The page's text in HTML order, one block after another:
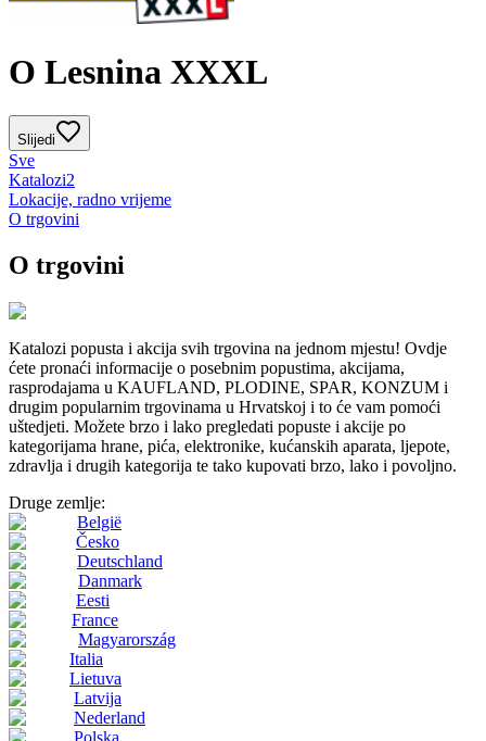
O Lesnina XXXL
Slijedi
Sve
Katalozi2
Lokacije, radno vrijeme
O trgovini
O trgovini
Katalozi popusta i akcija svih trgovina na jednom mjestu! Ovdje
ćete pronaći informacije o posebnim popustima, akcijama,
rasprodajama u KAUFLAND, PLODINE, SPAR, KONZUM i
drugim popularnim trgovinama u Hrvatskoj i to će vam pomoći
uštedjeti. Možete brzo i lako pregledati popuste i akcije po
kategorijama hrane, pića, elektronike, kućanskih aparata, ljepote,
zdravlja i drugih kategorija te tako kupovati brzo, lako i povoljno.
Druge zemlje:
België
Česko
Deutschland
Danmark
Eesti
France
Magyarország
Italia
Lietuva
Latvija
Nederland
Polska